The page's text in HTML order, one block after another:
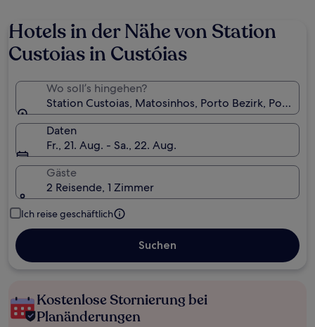
Hotels in der Nähe von Station
Custoias in Custóias
Wo soll’s hingehen?
Station Custoias, Matosinhos, Porto Bezirk, Portugal
Daten
Fr., 21. Aug. - Sa., 22. Aug.
Gäste
2 Reisende, 1 Zimmer
Ich reise geschäftlich
Suchen
Kostenlose Stornierung bei
Planänderungen